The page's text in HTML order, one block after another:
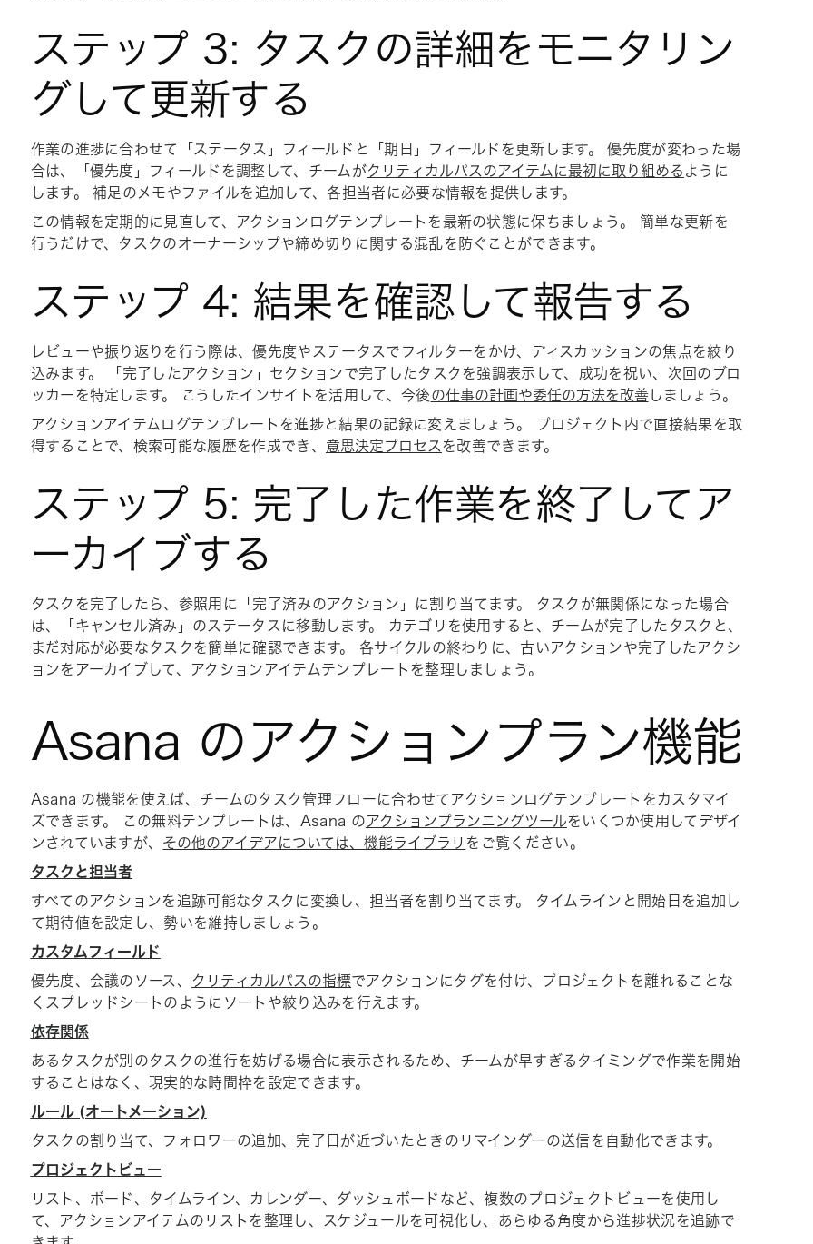
ステップ 3: タスクの詳細をモニタリン
グして更新する
作業の進捗に合わせて「 ステータス 」フィールドと 「期日」
フィールドを更新します。 優先度が変わった場
合は、「 優先度」 フィールドを調整して、チームがクリティカルパスのアイテムに最初に取り組める ように
します。 補足のメモやファイルを追加して、各担当者に必要な情報を提供します。
この情報を定期的に見直して、アクションログテンプレートを最新の状態に保ちましょう。 簡単な更新を
行うだけで、タスクのオーナーシップや締め切りに関する混乱を防ぐことができます。
ステップ 4: 結果を確認して報告する
レビューや振り返りを行う際は、優先度や ステータス でフィルターをかけ、ディスカッションの焦点を絞り
込みます。 「 完了したアクション」セクションで完了したタスクを強調表示して、成功を祝い、次回のブロ
ッカーを特定します。 こうしたインサイトを活用して、今後の仕事の計画や委任の方法を改善 しましょう。
アクションアイテムログテンプレートを進捗と結果の記録に変えましょう。 プロジェクト内で直接結果を取
得することで、検索可能な履歴を作成でき、 意思決定プロセス を改善できます。
ステップ 5: 完了した作業を終了してア
ーカイブする
タスクを完了したら、参照用に「 完了済みのアクション」
に割り当てます。 タスクが無関係になった場合
は、「 キャンセル済み」 のステータスに移動します。 カテゴリを使用すると、チームが完了したタスクと、
まだ対応が必要なタスクを簡単に確認できます。 各サイクルの終わりに、古いアクションや完了したアクシ
ョンをアーカイブして、アクションアイテムテンプレートを整理しましょう。
Asana のアクションプラン機能
Asana の機能を使えば、チームのタスク管理フローに合わせてアクションログテンプレートをカスタマイ
ズできます。 この無料テンプレートは、Asana のアクションプランニングツールをいくつか使用してデザイ
ンされていますが、 その他のアイデアについては、機能ライブラリ をご覧ください。
タスクと担当者
すべてのアクションを追跡可能なタスクに変換し、担当者を割り当てます。 タイムラインと開始日を追加し
て期待値を設定し、勢いを維持しましょう。
カスタムフィールド
優先度、会議のソース、
クリティカルパスの指標でアクションにタグを付け、プロジェクトを離れることな
くスプレッドシートのようにソートや絞り込みを行えます。
依存関係
あるタスクが別のタスクの進行を妨げる場合に表示されるため、チームが早すぎるタイミングで作業を開始
することはなく、現実的な時間枠を設定できます。
ルール (オートメーション)
タスクの割り当て、フォロワーの追加、完了日が近づいたときのリマインダーの送信を自動化できます。
プロジェクトビュー
リスト、ボード、タイムライン、カレンダー、ダッシュボードなど、複数のプロジェクトビューを使用し
て、アクションアイテムのリストを整理し、スケジュールを可視化し、あらゆる角度から進捗状況を追跡で